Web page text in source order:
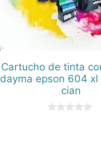
Cartucho de tinta
dayma epson 604 xl
cian